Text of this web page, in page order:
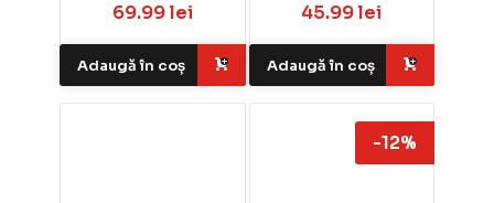
69.99 lei
Adaugă în coș
45.99 lei
Adaugă în coș
-12%